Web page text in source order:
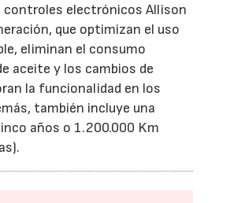
controles electrónicos Allison
que optimizan el uso
eliminan el consumo
aceite y los cambios de
la funcionalidad en los
también incluye una
años o 1.200.000 Km